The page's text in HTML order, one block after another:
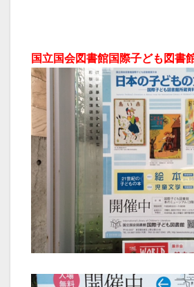
国立国会図書館国際子ども図書